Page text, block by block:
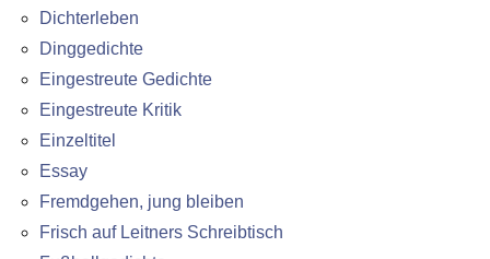
Dichterleben
Dinggedichte
Eingestreute Gedichte
Eingestreute Kritik
Einzeltitel
Essay
Fremdgehen, jung bleiben
Frisch auf Leitners Schreibtisch